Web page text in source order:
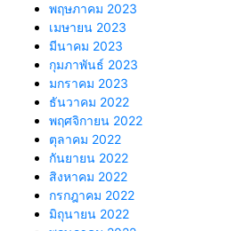
พฤษภาคม 2023
เมษายน 2023
มีนาคม 2023
กุมภาพันธ์ 2023
มกราคม 2023
ธันวาคม 2022
พฤศจิกายน 2022
ตุลาคม 2022
กันยายน 2022
สิงหาคม 2022
กรกฎาคม 2022
มิถุนายน 2022